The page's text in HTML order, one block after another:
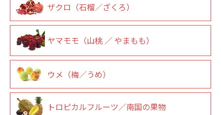
ザクロ（石榴／ざくろ）
ヤマモモ（山桃 ／ やまもも）
ウメ（梅／うめ）
トロピカルフルーツ／南国の果物